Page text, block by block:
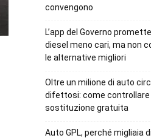
convengono
L’app del Governo
diesel meno cari, ma non
le alternative migliori
Oltre un milione di auto
difettosi: come
sostituzione gratuita
Auto GPL, perché migliaia